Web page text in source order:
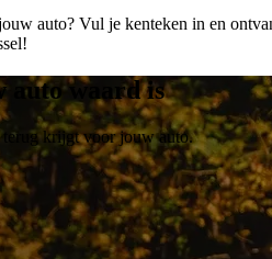
auto? Vul je kenteken in en
auto waard is
krijgt voor jouw auto.